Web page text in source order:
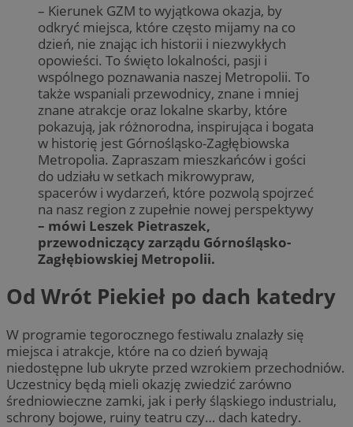
– Kierunek GZM to wyjątkowa okazja, by
odkryć miejsca, które często mijamy na co
dzień, nie znając ich historii i niezwykłych
opowieści. To święto lokalności, pasji i
wspólnego poznawania naszej Metropolii. To
także wspaniali przewodnicy, znane i mniej
znane atrakcje oraz lokalne skarby, które
pokazują, jak różnorodna, inspirująca i bogata
w historię jest Górnośląsko-Zagłębiowska
Metropolia. Zapraszam mieszkańców i gości
do udziału w setkach mikrowypraw,
spacerów i wydarzeń, które pozwolą spojrzeć
na nasz region z zupełnie nowej perspektywy
– mówi Leszek Pietraszek,
przewodniczący zarządu Górnośląsko-
Zagłębiowskiej Metropolii.
Od Wrót Piekieł po dach katedry
W programie tegorocznego festiwalu znalazły się
miejsca i atrakcje, które na co dzień bywają
niedostępne lub ukryte przed wzrokiem przechodniów.
Uczestnicy będą mieli okazję zwiedzić zarówno
średniowieczne zamki, jak i perły śląskiego industrialu,
schrony bojowe, ruiny teatru czy… dach katedry.